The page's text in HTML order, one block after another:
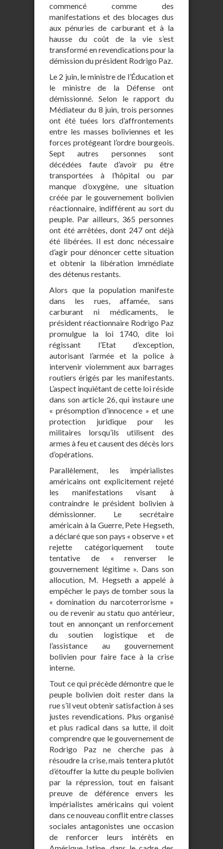
commencé comme des
manifestations et des blocages dus
aux pénuries de carburant et à la
hausse du coût de la vie s’est
transformé en revendications pour la
démission du président Rodrigo Paz.
Le 2 juin, le ministre de l’Éducation et
le ministre de la Défense ont
démissionné. Selon le rapport du
Médiateur du 8 juin, trois personnes
ont été tuées lors d’affrontements
entre les masses boliviennes et les
forces protégeant l’ordre bourgeois.
Sept autres personnes sont
décédées faute d’avoir pu être
transportées à l’hôpital ou par
manque d’oxygène, une situation
créée par le gouvernement bolivien
réactionnaire, indifférent au sort du
peuple. Par ailleurs, 365 personnes
ont été arrêtées, dont 247 ont déjà
été libérées. Il est donc nécessaire
d’agir pour dénoncer cette situation
et obtenir la libération immédiate
des détenus restants.
Alors que la population manifeste
dans les rues, affamée, sans
carburant ni médicaments, le
président réactionnaire Rodrigo Paz
promulgue la loi 1740, dite loi
régissant l’Etat d’exception,
autorisant l’armée et la police à
intervenir violemment aux barrages
routiers érigés par les manifestants.
L’aspect inquiétant de cette loi réside
dans son article 26, qui instaure une
« présomption d’innocence » et une
protection juridique pour les
militaires lorsqu’ils utilisent des
armes à feu et causent des décès lors
d’opérations.
Parallèlement, les impérialistes
américains ont explicitement rejeté
les manifestations visant à
contraindre le président bolivien à
démissionner. Le secrétaire
américain à la Guerre, Pete Hegseth,
a déclaré que son pays « observe » et
rejette catégoriquement toute
tentative de « renverser le
gouvernement légitime ». Dans son
allocution, M. Hegseth a appelé à
empêcher le pays de tomber sous la
« domination du narcoterrorisme »
ou de revenir au statu quo antérieur,
tout en annonçant un renforcement
du soutien logistique et de
l’assistance au gouvernement
bolivien pour faire face à la crise
interne.
Tout ce qui précède démontre que le
peuple bolivien doit rester dans la
rue s’il veut obtenir satisfaction à ses
justes revendications. Plus organisé
et plus radical dans sa lutte, il doit
comprendre que le gouvernement de
Rodrigo Paz ne cherche pas à
résoudre la crise, mais tentera plutôt
d’étouffer la lutte du peuple bolivien
par la répression, tout en faisant
preuve de déférence envers les
impérialistes américains qui voient
dans ce nouveau conflit entre classes
sociales antagonistes une occasion
de renforcer leurs intérêts en